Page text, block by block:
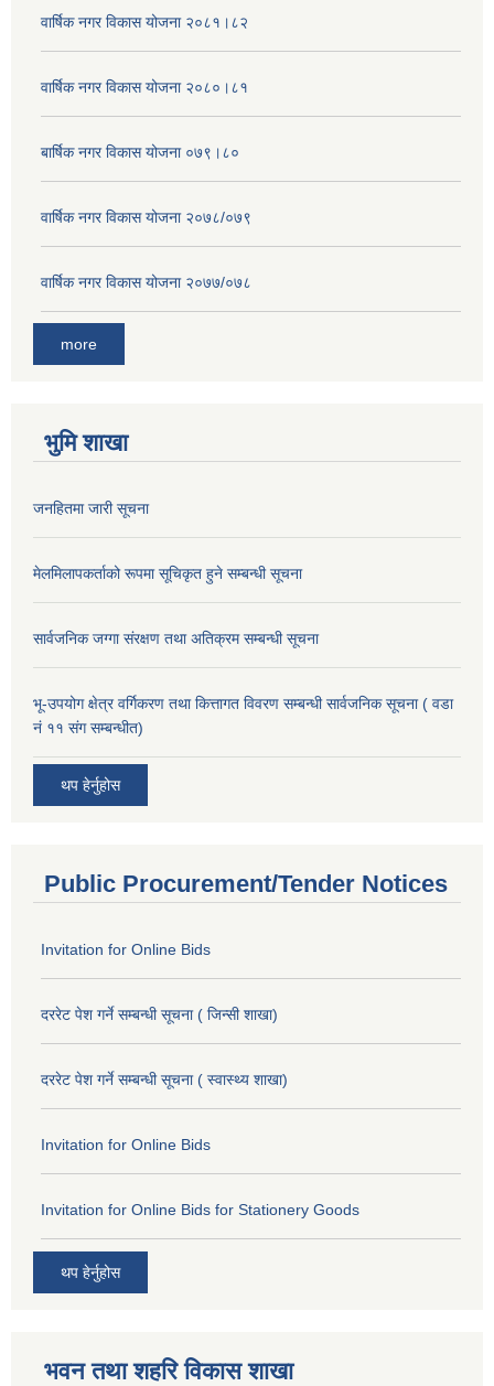
वार्षिक नगर विकास योजना २०८१।८२
वार्षिक नगर विकास योजना २०८०।८१
बार्षिक नगर विकास योजना ०७९।८०
वार्षिक नगर विकास योजना २०७८/०७९
वार्षिक नगर विकास योजना २०७७/०७८
more
भुमि शाखा
जनहितमा जारी सूचना
मेलमिलापकर्ताको रूपमा सूचिकृत हुने सम्बन्धी सूचना
सार्वजनिक जग्गा संरक्षण तथा अतिक्रम सम्बन्धी सूचना
भू-उपयोग क्षेत्र वर्गिकरण तथा कित्तागत विवरण सम्बन्धी सार्वजनिक सूचना ( वडा
नं ११ संग सम्बन्धीत)
थप हेर्नुहोस
Public Procurement/Tender Notices
Invitation for Online Bids
दररेट पेश गर्ने सम्बन्धी सूचना ( जिन्सी शाखा)
दररेट पेश गर्ने सम्बन्धी सूचना ( स्वास्थ्य शाखा)
Invitation for Online Bids
Invitation for Online Bids for Stationery Goods
थप हेर्नुहोस
भवन तथा शहरि विकास शाखा